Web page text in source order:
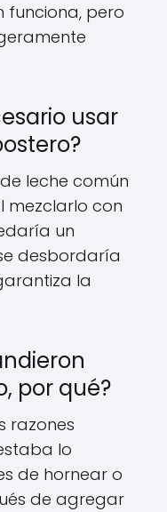
funciona, pero
usar
leche común
mezclarlo con
un
desbordaría
la
por qué?
razones
lo
de hornear o
de agregar